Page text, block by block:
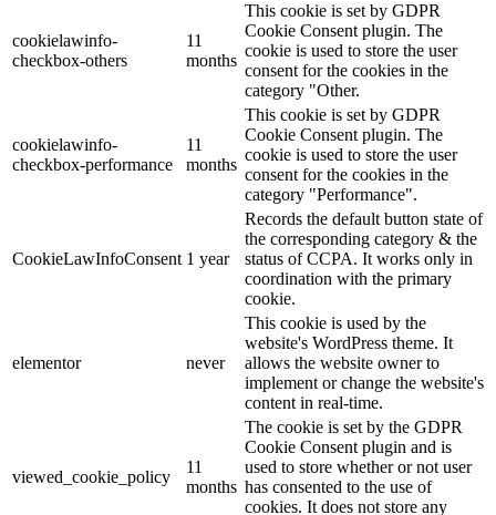
cookielawinfo-
checkbox-others
11
months
This cookie is set by GDPR
Cookie Consent plugin. The
cookie is used to store the user
consent for the cookies in the
category "Other.
cookielawinfo-
checkbox-performance
11
months
This cookie is set by GDPR
Cookie Consent plugin. The
cookie is used to store the user
consent for the cookies in the
category "Performance".
CookieLawInfoConsent 1 year
Records the default button state of
the corresponding category & the
status of CCPA. It works only in
coordination with the primary
cookie.
elementor never
This cookie is used by the
website's WordPress theme. It
allows the website owner to
implement or change the website's
content in real-time.
viewed_cookie_policy
11
months
The cookie is set by the GDPR
Cookie Consent plugin and is
used to store whether or not user
has consented to the use of
cookies. It does not store any